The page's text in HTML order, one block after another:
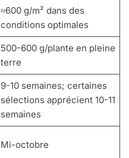
≈600 g/m² dans des
conditions optimales
500-600 g/plante en pleine
terre
9-10 semaines; certaines
sélections apprécient 10-11
semaines
Mi-octobre